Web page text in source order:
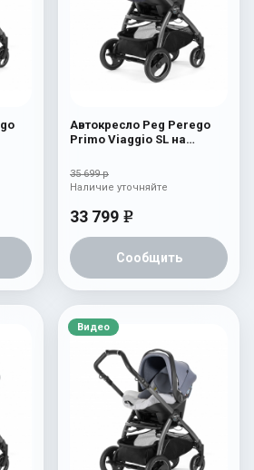
Автокресло Peg Perego
Primo Viaggio SL на
White/Black) Luxe
Bluenight
35 699 р
33 799 e
Сообщить
Наличие уточняйте
Видео